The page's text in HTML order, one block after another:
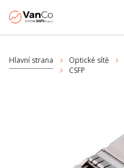
Hlavní strana Optické sítě
CSFP